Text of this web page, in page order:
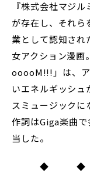
『株式会社マジ
が存在し、それ
業として認知さ
女アクション漫画
ooooM!!!」は、
いエネルギッシ
スミュージックに
作詞はGiga楽曲
当した。
◆ ◆